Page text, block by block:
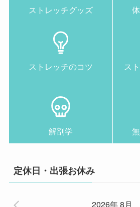
ストレッチグッズ
ストレッチのコツ
ス
解剖学
定休日・出張お休み
2026年 8月